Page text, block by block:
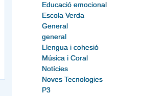
Educació emocional
Escola Verda
General
general
Llengua i cohesió
Música i Coral
Notícies
Noves Tecnologies
P3